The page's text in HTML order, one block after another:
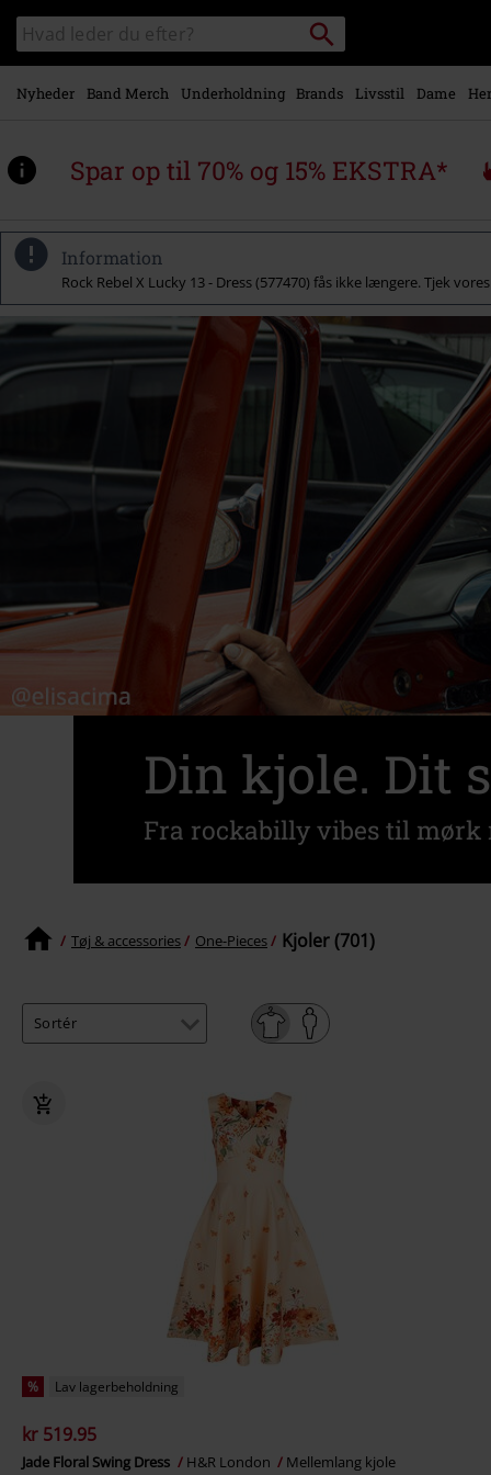
Gå til
hovedindhold
Søg
sortiment
Søg
Nyheder Band Merch Underholdning Brands Livsstil Dame
Spar op til 70% og 15% EKSTRA*
Information
Rock Rebel X Lucky 13 - Dress (577470) fås ikke længere. Tjek
Din kjole. Dit
Fra rockabilly vibes til mørk
Tøj & accessories One-Pieces Kjoler (701)
% Lav lagerbeholdning
kr 519.95
Jade Floral Swing Dress H&R London Mellemlang kjole